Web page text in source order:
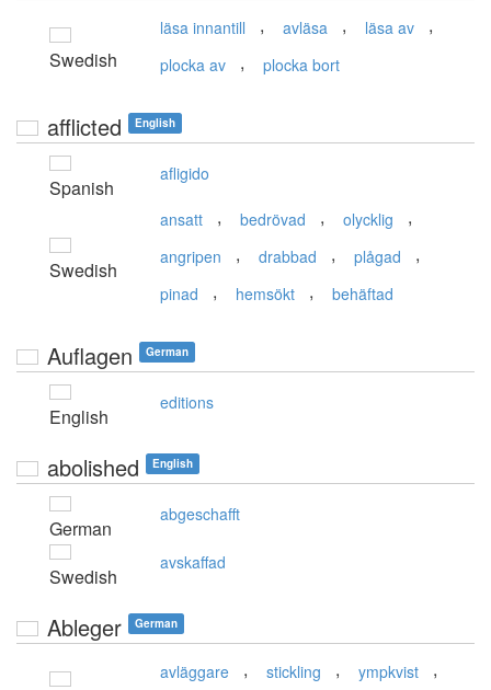
Swedish
läsa innantill , avläsa , läsa av ,
plocka av , plocka bort
afflicted English
Spanish
afligido
Swedish
ansatt , bedrövad , olycklig ,
angripen , drabbad , plågad ,
pinad , hemsökt , behäftad
Auflagen German
English
editions
abolished English
German
abgeschafft
Swedish
avskaffad
Ableger German
avläggare , stickling , ympkvist ,